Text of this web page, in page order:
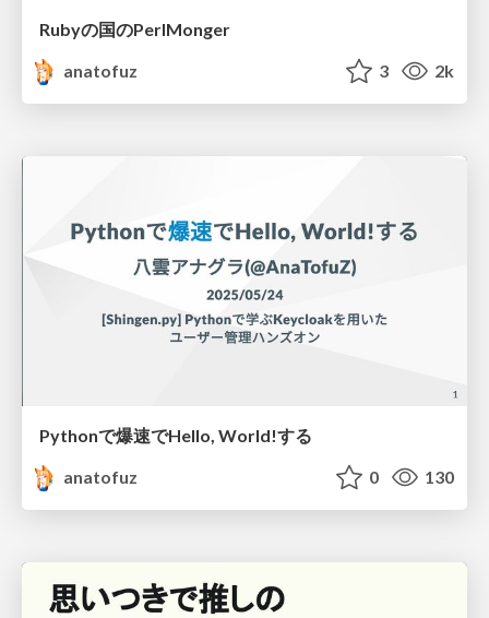
Rubyの国のPerlMonger
anatofuz
3 2k
Pythonで爆速でHello, World!する
anatofuz
0 130